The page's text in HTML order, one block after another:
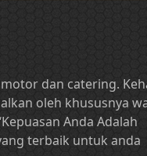
dan catering.
oleh khususnya
Anda Adalah
terbaik untuk anda